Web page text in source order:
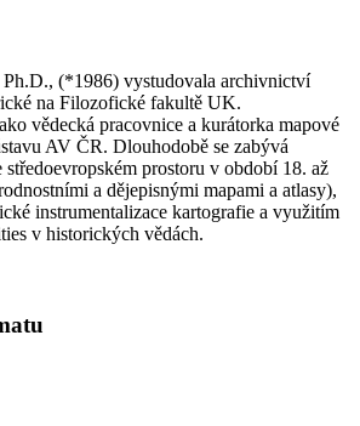
(*1986) vystudovala archivnictví
na Filozofické fakultě UK.
vědecká pracovnice a kurátorka mapové
AV ČR. Dlouhodobě se zabývá
prostoru v období 18. až
a dějepisnými mapami a atlasy),
instrumentalizace kartografie a využitím
v historických vědách.